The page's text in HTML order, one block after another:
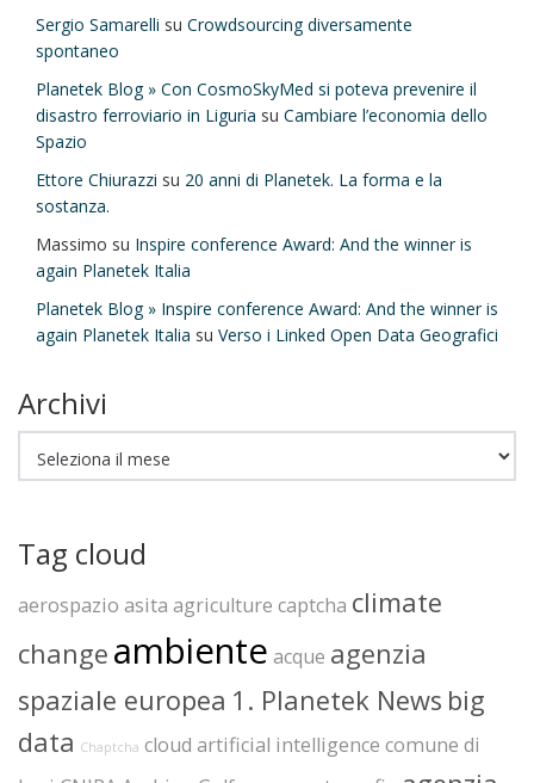
Sergio Samarelli su Crowdsourcing diversamente
spontaneo
Planetek Blog » Con CosmoSkyMed si poteva prevenire il
disastro ferroviario in Liguria su Cambiare l’economia dello
Spazio
Ettore Chiurazzi su 20 anni di Planetek. La forma e la
sostanza.
Massimo su Inspire conference Award: And the winner is
again Planetek Italia
Planetek Blog » Inspire conference Award: And the winner is
again Planetek Italia su Verso i Linked Open Data Geografici
Archivi
Tag cloud
aerospazio asita agriculture captcha climate
change ambiente acque agenzia
spaziale europea 1. Planetek News big
data Chaptcha cloud artificial intelligence comune di